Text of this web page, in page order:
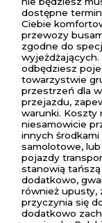
dostępne
Ciebie
przewozy
zgodne do
odbędziesz
towarzystwie
przestrzeń dla
przejazdu,
warunki. Koszty
niesamowicie
innych
samolotowe,
pojazdy
stanowią tańszą
dodatkowo,
również upusty,
przyczynia się
dodatkowo